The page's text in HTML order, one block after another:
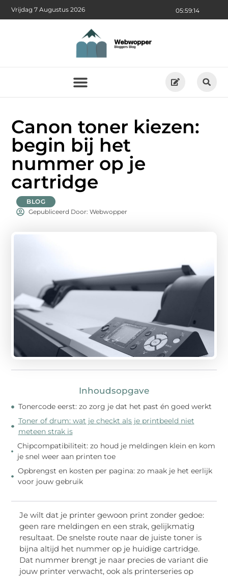
05:59:14
Vrijdag 7 Augustus 2026
Canon toner kiezen:
begin bij het
nummer op je
cartridge
BLOG
Gepubliceerd Door: Webwopper
Inhoudsopgave
Tonercode eerst: zo zorg je dat het past én goed werkt
Toner of drum: wat je checkt als je printbeeld niet
meteen strak is
Chipcompatibiliteit: zo houd je meldingen klein en kom
je snel weer aan printen toe
Opbrengst en kosten per pagina: zo maak je het eerlijk
voor jouw gebruik
Je wilt dat je printer gewoon print zonder gedoe:
geen rare meldingen en een strak, gelijkmatig
resultaat. De snelste route naar de juiste toner is
bijna altijd het nummer op je huidige cartridge.
Dat nummer brengt je naar precies de variant die
jouw printer verwacht, ook als printerseries op